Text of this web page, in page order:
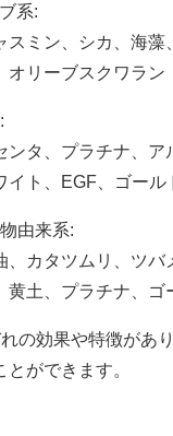
系:
ミン、シカ、海藻
オリーブスクワラン
ンタ、プラチナ、ア
イト、EGF、ゴール
由来系:
、カタツムリ、ツバ
黄土、プラチナ、ゴ
の効果や特徴があ
ができます。